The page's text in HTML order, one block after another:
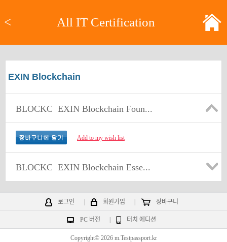
< All IT Certification
EXIN Blockchain
BLOCKC EXIN Blockchain Foun...
Add to my wish list
BLOCKC EXIN Blockchain Esse...
로그인 회원가입 장바구니
PC 버전 터치 에디션
Copyright© 2026 m.Testpassport.kr